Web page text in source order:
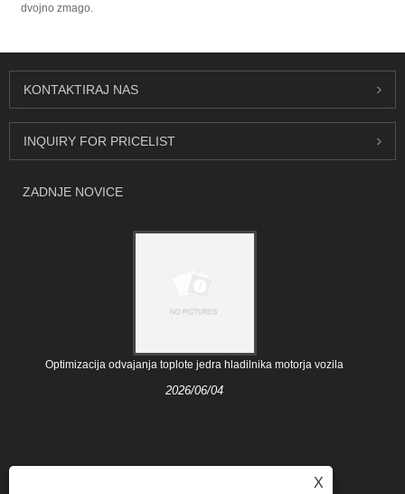
dvojno zmago.
KONTAKTIRAJ NAS
INQUIRY FOR PRICELIST
ZADNJE NOVICE
Optimizacija odvajanja toplote jedra hladilnika motorja vozila
2026/06/04
X